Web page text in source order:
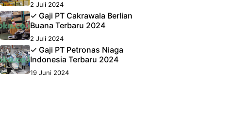
2 Juli 2024
✓ Gaji PT Cakrawala Berlian
Buana Terbaru 2024
2 Juli 2024
✓ Gaji PT Petronas Niaga
Indonesia Terbaru 2024
19 Juni 2024